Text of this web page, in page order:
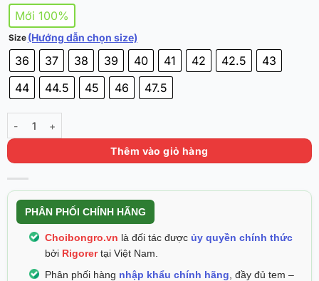
Mới 100%
Size (Hướng dẫn chọn size)
36 37 38 39 40 41 42 42.5
43
44
44.5 45 46 47.5
Rigorer AR3 ‘StockX’ Chính Hãng [Z325360910-12] số lượng
Thêm vào giỏ hàng
PHÂN PHỐI CHÍNH HÃNG
Choibongro.vn là đối tác được ủy quyền chính thức
bởi Rigorer tại Việt Nam.
Phân phối hàng nhập khẩu chính hãng , đầy đủ tem –